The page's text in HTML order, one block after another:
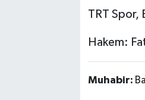
TRT Spor,
Hakem:
Muhabir: